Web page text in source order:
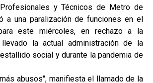
y Técnicos de Metro de
a una paralización de funciones en el
este miércoles, en rechazo a la
la actual administración de la
social y durante la pandemia de
abusos", manifiesta el llamado de la